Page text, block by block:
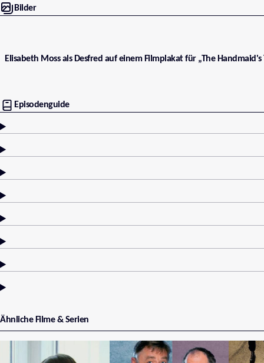
Bilder
Elisabeth Moss als Desfred auf einem Filmplakat für „The
Episodenguide
Ähnliche Filme & Serien